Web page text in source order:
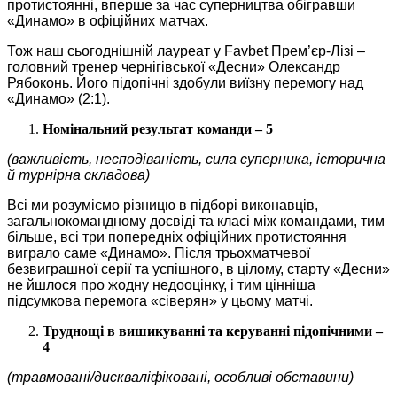
протистоянні, вперше за час суперництва обігравши
«Динамо» в офіційних матчах.
Тож наш сьогоднішній лауреат у Favbet Прем’єр-Лізі –
головний тренер чернігівської «Десни» Олександр
Рябоконь. Його підопічні здобули виїзну перемогу над
«Динамо» (2:1).
Номінальний результат команди – 5
(важливість, несподіваність, сила суперника, історична
й турнірна складова)
Всі ми розуміємо різницю в підборі виконавців,
загальнокомандному досвіді та класі між командами, тим
більше, всі три попередніх офіційних протистояння
виграло саме «Динамо». Після трьохматчевої
безвиграшної серії та успішного, в цілому, старту «Десни»
не йшлося про жодну недооцінку, і тим цінніша
підсумкова перемога «сіверян» у цьому матчі.
Труднощі в вишикуванні та керуванні підопічними –
4
(травмовані/дискваліфіковані, особливі обставини)